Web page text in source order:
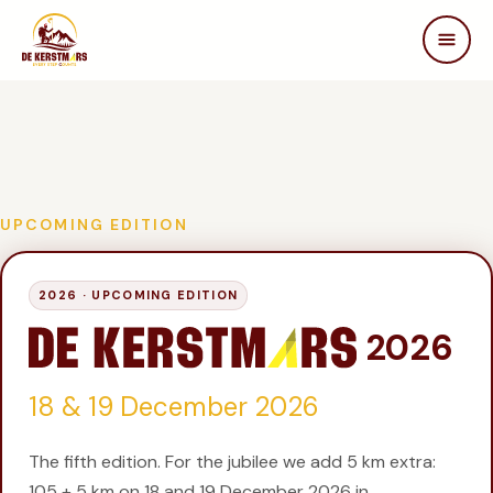
Beleving
STEUN ONS
Partners
Samenwerken
In de media
UPCOMING EDITION
2026 · UPCOMING EDITION
2026
18 & 19 December 2026
The fifth edition. For the jubilee we add 5 km extra: